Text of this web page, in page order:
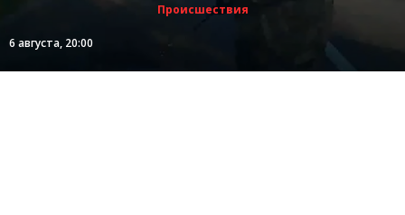
Происшествия
6 августа, 20:00